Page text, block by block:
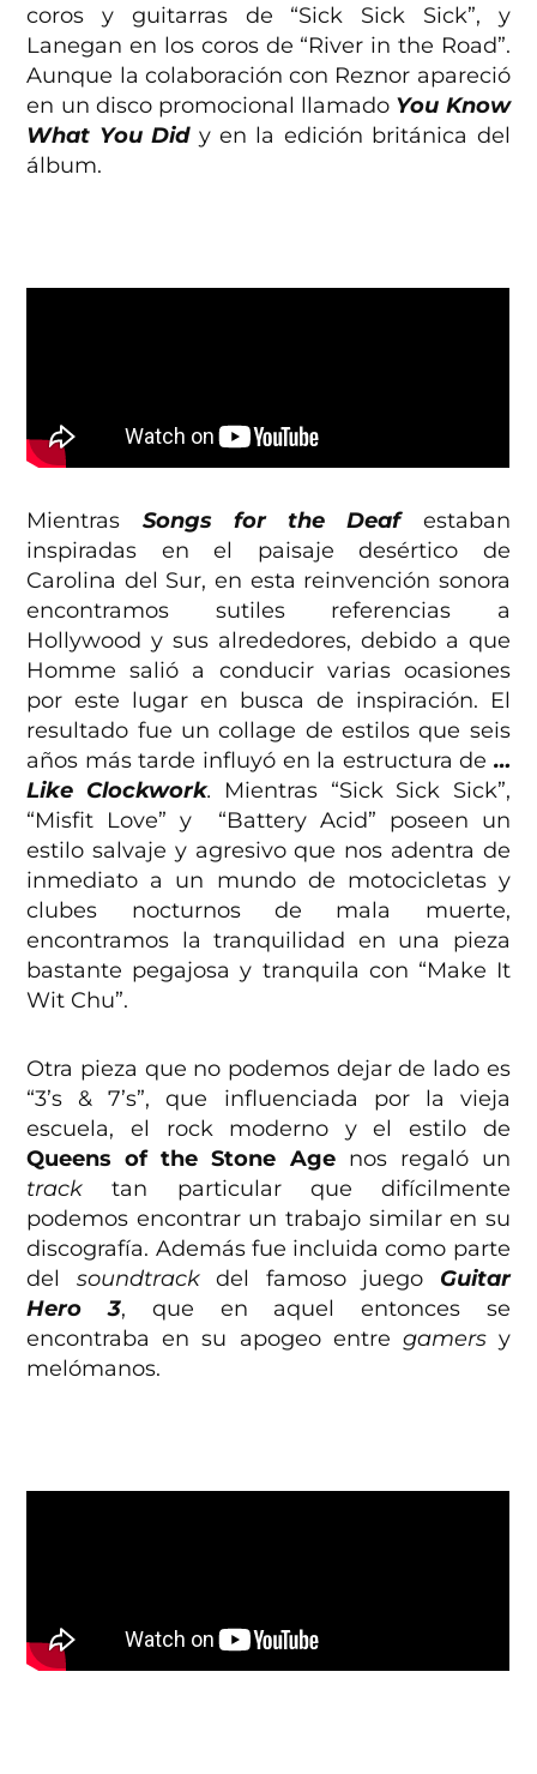
coros y guitarras de “Sick Sick Sick”, y
Lanegan en los coros de “River in the Road”.
Aunque la colaboración con Reznor apareció
en un disco promocional llamado You Know
What You Did y en la edición británica del
álbum.
Mientras Songs for the Deafestaban
inspiradas en el paisaje desértico de
Carolina del Sur, en esta reinvención sonora
encontramos sutiles referencias a
Hollywood y sus alrededores, debido a que
Homme salió a conducir varias ocasiones
por este lugar en busca de inspiración. El
resultado fue un collage de estilos que seis
años más tarde influyó en la estructura de …
Like Clockwork. Mientras “Sick Sick Sick”,
“Misfit Love” y “Battery Acid” poseen un
estilo salvaje y agresivo que nos adentra de
inmediato a un mundo de motocicletas y
clubes nocturnos de mala muerte,
encontramos la tranquilidad en una pieza
bastante pegajosa y tranquila con “Make It
Wit Chu”.
Otra pieza que no podemos dejar de lado es
“3’s & 7’s”, que influenciada por la vieja
escuela, el rock moderno y el estilo de
Queens of the Stone Agenos regaló un
track tan particular que difícilmente
podemos encontrar un trabajo similar en su
discografía. Además fue incluida como parte
del soundtrackdel famoso juego Guitar
Hero 3, que en aquel entonces se
encontraba en su apogeo entre gamersy
melómanos.